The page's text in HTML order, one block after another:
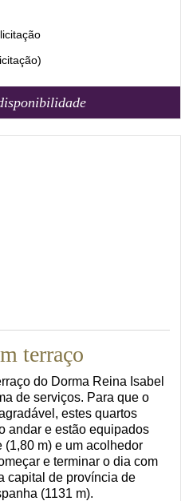
terraço
do Dorma Reina Isabel
de serviços. Para que o
estes quartos
andar e estão equipados
m) e um acolhedor
e terminar o dia com
capital de província de
(1131 m).